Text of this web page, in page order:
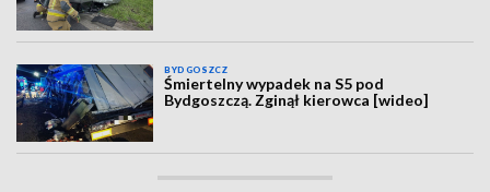
BYDGOSZCZ
Śmiertelny wypadek na S5 pod
Bydgoszczą. Zginął kierowca [wideo]